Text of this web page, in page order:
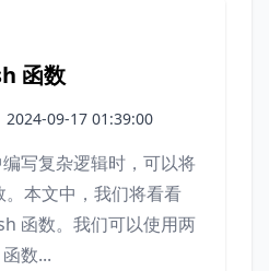
函数
2024-09-17 01:39:00
写复杂逻辑时，可以将
本文中，我们将看看
函数。我们可以使用两
数...